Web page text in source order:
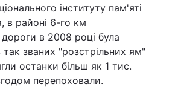
інституту пам'яті
в районі 6-го км
дороги в 2008 році була
званих "розстрільних ям"
останки більш як 1 тис.
перепоховали.